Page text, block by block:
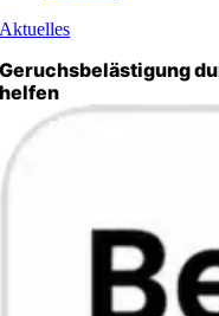
Aktuelles
Geruchsbelästigung
helfen